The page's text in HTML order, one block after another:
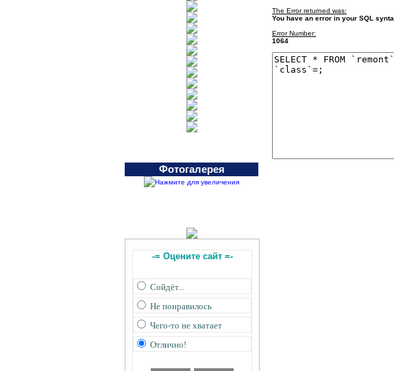
Фотогалерея
-= Оцените сайт =-
Сойдёт...
Не понравилось
Чего-то не хватает
Отлично!
The Error returned was:
You have an error in your SQL
Error Number:
1064